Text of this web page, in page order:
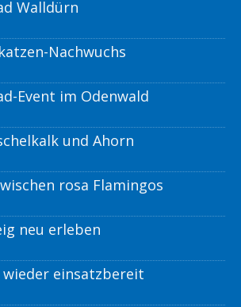
Walldürn
Nachwuchs
Event im Odenwald
und Ahorn
rosa Flamingos
neu erleben
wieder einsatzbereit